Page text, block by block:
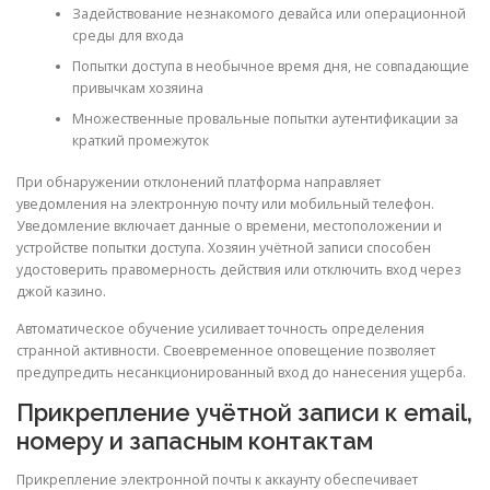
Задействование незнакомого девайса или операционной
среды для входа
Попытки доступа в необычное время дня, не совпадающие
привычкам хозяина
Множественные провальные попытки аутентификации за
краткий промежуток
При обнаружении отклонений платформа направляет
уведомления на электронную почту или мобильный телефон.
Уведомление включает данные о времени, местоположении и
устройстве попытки доступа. Хозяин учётной записи способен
удостоверить правомерность действия или отключить вход через
джой казино.
Автоматическое обучение усиливает точность определения
странной активности. Своевременное оповещение позволяет
предупредить несанкционированный вход до нанесения ущерба.
Прикрепление учётной записи к email,
номеру и запасным контактам
Прикрепление электронной почты к аккаунту обеспечивает